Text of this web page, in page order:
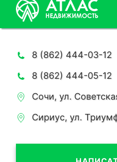
8 (862) 444-03-12
8 (862) 444-05-12
Сочи, ул.
Сириус, ул.